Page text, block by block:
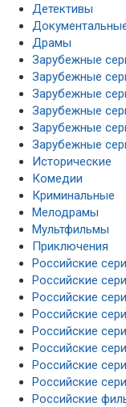
Детективы
Драмы
Зарубежные
Зарубежные
Зарубежные
Зарубежные
Зарубежные
Зарубежные
Исторические
Комедии
Криминальные
Мелодрамы
Мультфильмы
Приключения
Российские
Российские
Российские
Российские
Российские
Российские
Российские
Российские
Российские